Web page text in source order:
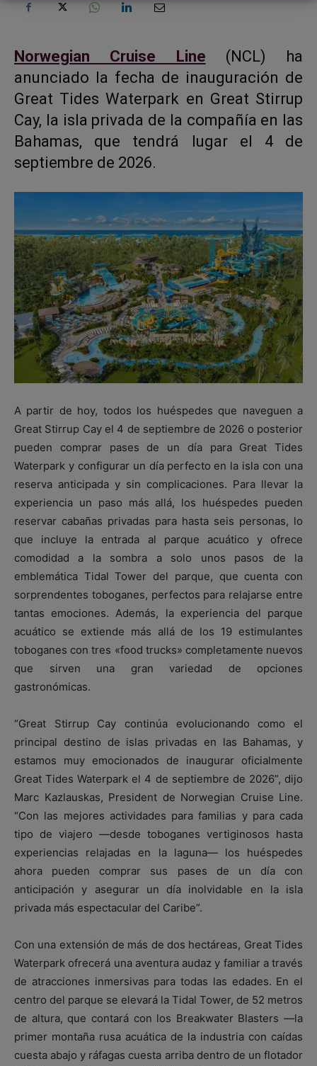
Norwegian Cruise Line (NCL) ha
anunciado la fecha de inauguración de
Great Tides Waterpark en Great Stirrup
Cay, la isla privada de la compañía en las
Bahamas, que tendrá lugar el 4 de
septiembre de 2026.
A partir de hoy, todos los huéspedes que naveguen a
Great Stirrup Cay el 4 de septiembre de 2026 o posterior
pueden comprar pases de un día para Great Tides
Waterpark y configurar un día perfecto en la isla con una
reserva anticipada y sin complicaciones. Para llevar la
experiencia un paso más allá, los huéspedes pueden
reservar cabañas privadas para hasta seis personas, lo
que incluye la entrada al parque acuático y ofrece
comodidad a la sombra a solo unos pasos de la
emblemática Tidal Tower del parque, que cuenta con
sorprendentes toboganes, perfectos para relajarse entre
tantas emociones. Además, la experiencia del parque
acuático se extiende más allá de los 19 estimulantes
toboganes con tres «food trucks» completamente nuevos
que sirven una gran variedad de opciones
gastronómicas.
“Great Stirrup Cay continúa evolucionando como el
principal destino de islas privadas en las Bahamas, y
estamos muy emocionados de inaugurar oficialmente
Great Tides Waterpark el 4 de septiembre de 2026”, dijo
Marc Kazlauskas, President de Norwegian Cruise Line.
“Con las mejores actividades para familias y para cada
tipo de viajero —desde toboganes vertiginosos hasta
experiencias relajadas en la laguna— los huéspedes
ahora pueden comprar sus pases de un día con
anticipación y asegurar un día inolvidable en la isla
privada más espectacular del Caribe”.
Con una extensión de más de dos hectáreas, Great Tides
Waterpark ofrecerá una aventura audaz y familiar a través
de atracciones inmersivas para todas las edades. En el
centro del parque se elevará la Tidal Tower, de 52 metros
de altura, que contará con los Breakwater Blasters —la
primer montaña rusa acuática de la industria con caídas
cuesta abajo y ráfagas cuesta arriba dentro de un flotador